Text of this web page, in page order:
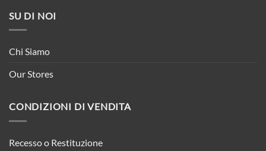
SU DI NOI
Chi Siamo
Our Stores
CONDIZIONI DI VENDITA
Recesso o Restituzione